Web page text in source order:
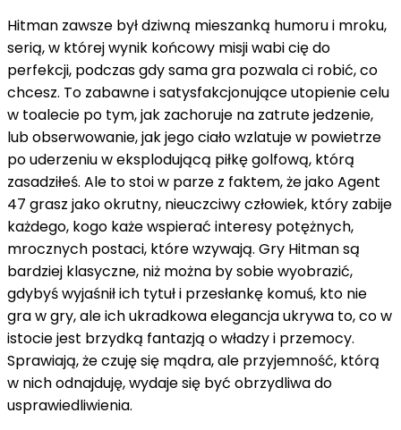
Hitman zawsze był dziwną mieszanką humoru i mroku,
serią, w której wynik końcowy misji wabi cię do
perfekcji, podczas gdy sama gra pozwala ci robić, co
chcesz. To zabawne i satysfakcjonujące utopienie celu
w toalecie po tym, jak zachoruje na zatrute jedzenie,
lub obserwowanie, jak jego ciało wzlatuje w powietrze
po uderzeniu w eksplodującą piłkę golfową, którą
zasadziłeś. Ale to stoi w parze z faktem, że jako Agent
47 grasz jako okrutny, nieuczciwy człowiek, który zabije
każdego, kogo każe wspierać interesy potężnych,
mrocznych postaci, które wzywają. Gry Hitman są
bardziej klasyczne, niż można by sobie wyobrazić,
gdybyś wyjaśnił ich tytuł i przesłankę komuś, kto nie
gra w gry, ale ich ukradkowa elegancja ukrywa to, co w
istocie jest brzydką fantazją o władzy i przemocy.
Sprawiają, że czuję się mądra, ale przyjemność, którą
w nich odnajduję, wydaje się być obrzydliwa do
usprawiedliwienia.